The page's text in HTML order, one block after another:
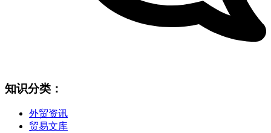
知识分类：
外贸资讯
贸易文库